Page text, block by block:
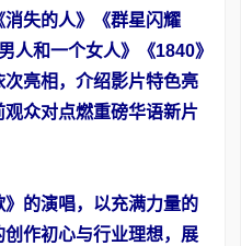
失的人》《群星闪耀
人和一个女人》《1840》
次亮相，介绍影片特色亮
众对点燃重磅华语新片
的演唱，以充满力量的
作初心与行业理想，展